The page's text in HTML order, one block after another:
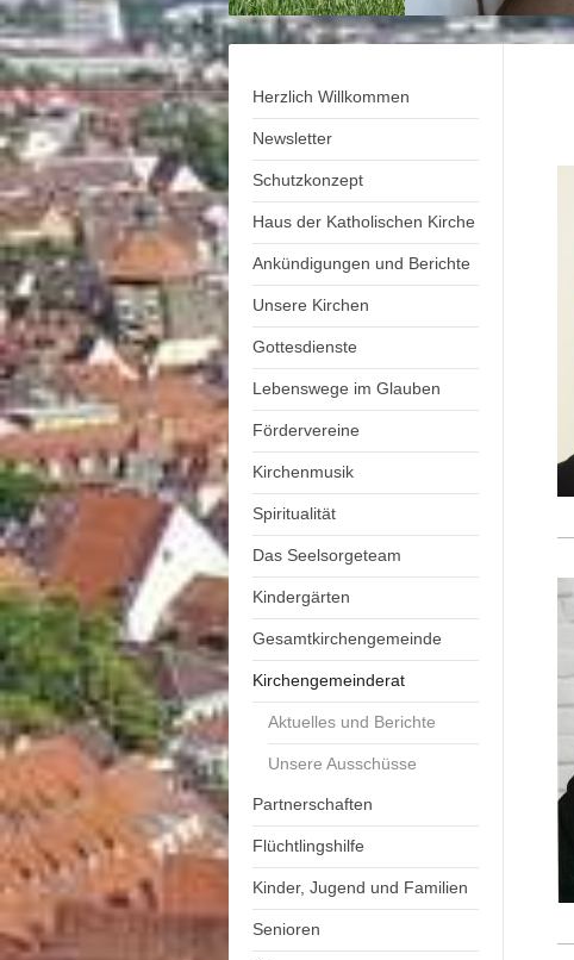
Herzlich Willkommen
Newsletter
Schutzkonzept
Haus der Katholischen Kirche
Ankündigungen und Berichte
Unsere Kirchen
Gottesdienste
Lebenswege im Glauben
Fördervereine
Kirchenmusik
Spiritualität
Das Seelsorgeteam
Kindergärten
Gesamtkirchengemeinde
Kirchengemeinderat
Aktuelles und Berichte
Unsere Ausschüsse
Partnerschaften
Flüchtlingshilfe
Kinder, Jugend und Familien
Senioren